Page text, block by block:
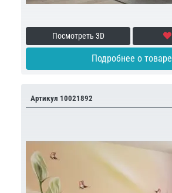
Посмотреть 3D
Подробнее о товаре
Артикул 10021892